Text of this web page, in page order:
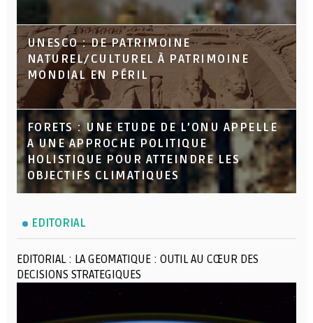
UNESCO : DE PATRIMOINE
NATUREL/CULTUREL À PATRIMOINE
MONDIAL EN PÉRIL
FORETS : UNE ETUDE DE L’ONU APPELLE
A UNE APPROCHE POLITIQUE
HOLISTIQUE POUR ATTEINDRE LES
OBJECTIFS CLIMATIQUES
EDITORIAL
EDITORIAL : LA GEOMATIQUE : OUTIL AU CŒUR DES
DECISIONS STRATEGIQUES